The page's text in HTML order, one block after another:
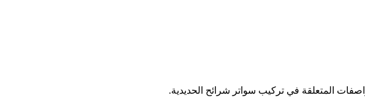
المتعلقة في تركيب سواتر شرائح الحديدية.